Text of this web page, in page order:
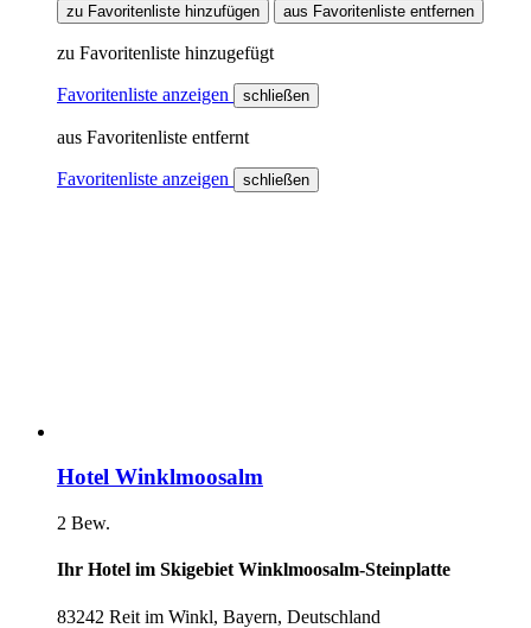
zu Favoritenliste hinzufügen aus Favoritenliste entfernen
zu Favoritenliste hinzugefügt
Favoritenliste anzeigen schließen
aus Favoritenliste entfernt
Favoritenliste anzeigen schließen
Hotel Winklmoosalm
2 Bew.
Ihr Hotel im Skigebiet Winklmoosalm-Steinplatte
83242 Reit im Winkl, Bayern, Deutschland